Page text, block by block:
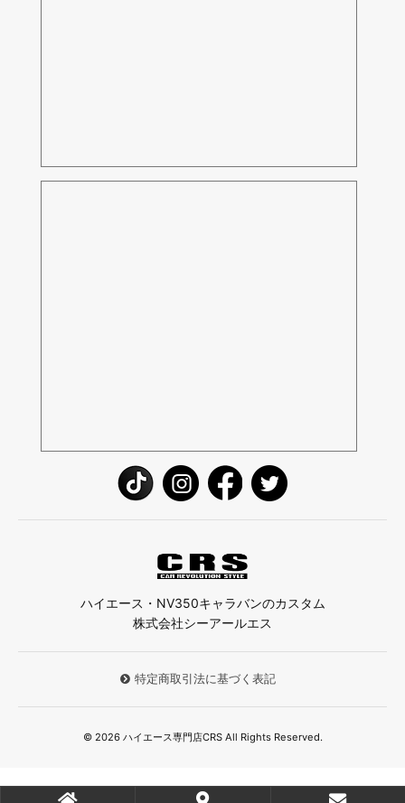
ハイエース・NV350キャラバンのカスタム
株式会社シーアールエス
特定商取引法に基づく表記
© 2026 ハイエース専門店CRS All Rights Reserved.